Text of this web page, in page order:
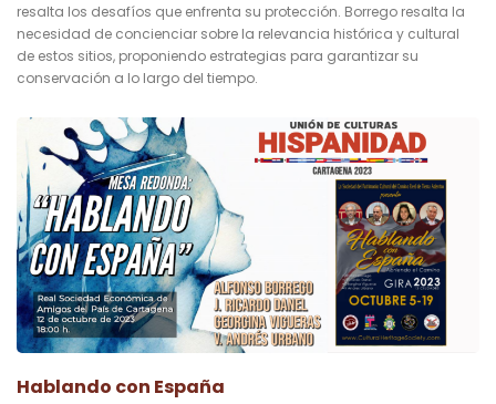
resalta los desafíos que enfrenta su protección. Borrego resalta la
necesidad de concienciar sobre la relevancia histórica y cultural
de estos sitios, proponiendo estrategias para garantizar su
conservación a lo largo del tiempo.
Hablando con España